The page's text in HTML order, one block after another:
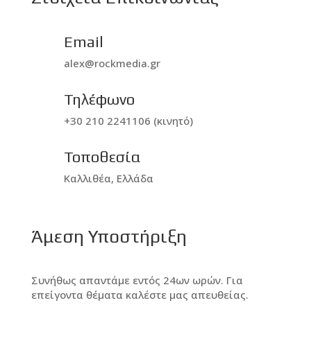
Email
alex@rockmedia.gr
Τηλέφωνο
+30 210 2241106 (κινητό)
Τοποθεσία
Καλλιθέα, Ελλάδα
Άμεση Υποστήριξη
Συνήθως απαντάμε εντός 24ων ωρών. Για
επείγοντα θέματα καλέστε μας απευθείας.